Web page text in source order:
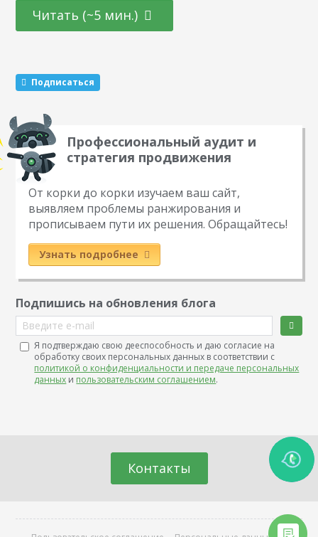
что вы обещаете участникам подарок за то, что они тем
или иным образом расскажут о вас другим пользователям.
механики, которые маркетологи советуют чередовать…
Читать (~5 мин.)
Подписаться
Профессиональный аудит и
стратегия продвижения
От корки до корки изучаем ваш сайт,
выявляем проблемы ранжирования и
прописываем пути их решения. Обращайтесь!
Узнать подробнее
Подпишись на обновления блога
Введите e-mail
Я подтверждаю свою дееспособность и даю согласие на
обработку своих персональных данных в соответствии с
политикой о конфиденциальности и передаче персональных
данных и пользовательским соглашением.
Контакты